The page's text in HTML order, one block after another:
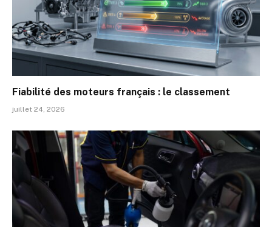
Fiabilité des moteurs français : le classement
juillet 24, 2026